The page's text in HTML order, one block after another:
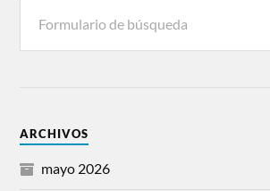
ARCHIVOS
mayo 2026